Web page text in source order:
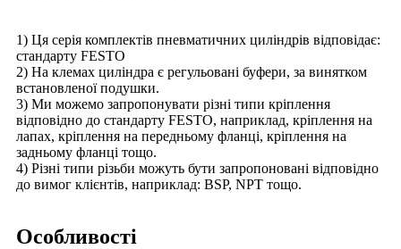
1) Ця серія комплектів пневматичних циліндрів відповідає:
стандарту FESTO
2) На клемах циліндра є регульовані буфери, за винятком
встановленої подушки.
3) Ми можемо запропонувати різні типи кріплення
відповідно до стандарту FESTO, наприклад, кріплення на
лапах, кріплення на передньому фланці, кріплення на
задньому фланці тощо.
4) Різні типи різьби можуть бути запропоновані відповідно
до вимог клієнтів, наприклад: BSP, NPT тощо.
Особливості